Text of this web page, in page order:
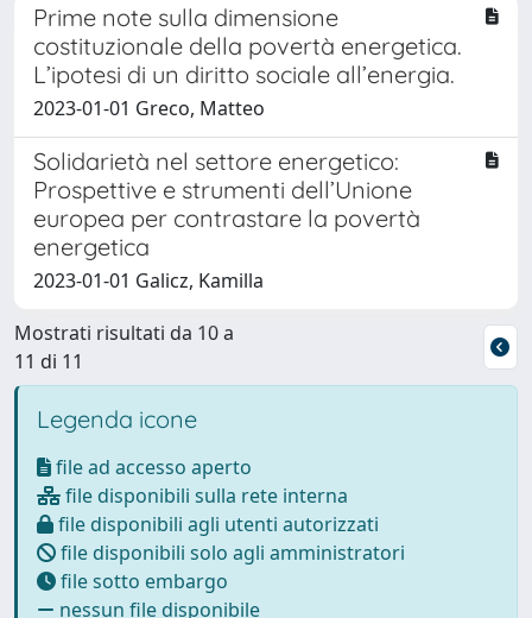
Prime note sulla dimensione
costituzionale della povertà energetica.
L’ipotesi di un diritto sociale all’energia.
2023-01-01 Greco, Matteo
Solidarietà nel settore energetico:
Prospettive e strumenti dell’Unione
europea per contrastare la povertà
energetica
2023-01-01 Galicz, Kamilla
Mostrati risultati da 10 a
11 di 11
Legenda icone
file ad accesso aperto
file disponibili sulla rete interna
file disponibili agli utenti autorizzati
file disponibili solo agli amministratori
file sotto embargo
nessun file disponibile